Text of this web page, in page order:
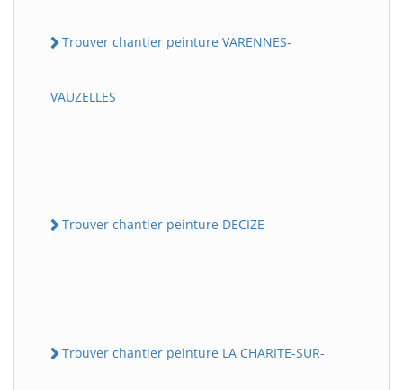
Trouver chantier peinture VARENNES-
VAUZELLES
Trouver chantier peinture DECIZE
Trouver chantier peinture LA CHARITE-SUR-